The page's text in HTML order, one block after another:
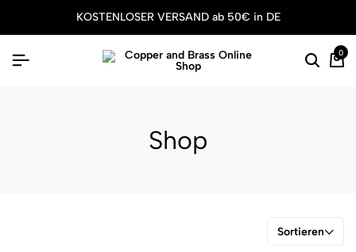
KOSTENLOSER VERSAND ab 50€ in DE
0
Shop
Sortieren